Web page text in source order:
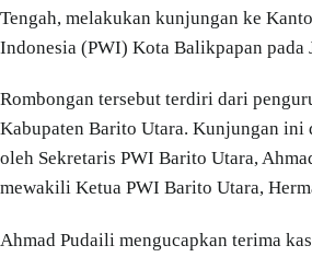
Tengah, melakukan kunjungan ke
Indonesia (PWI) Kota Balikpapan pada
Rombongan tersebut terdiri dari
Kabupaten Barito Utara. Kunjungan ini
oleh Sekretaris PWI Barito Utara,
mewakili Ketua PWI Barito Utara,
Ahmad Pudaili mengucapkan terima